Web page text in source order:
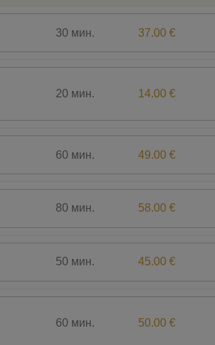
30 мин. 37.00 €
20 мин. 14.00 €
60 мин. 49.00 €
80 мин. 58.00 €
50 мин. 45.00 €
60 мин. 50.00 €